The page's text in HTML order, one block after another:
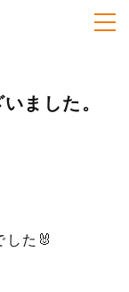
ました。
た🐰